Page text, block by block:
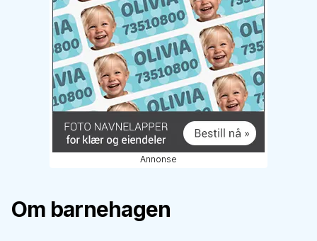
Annonse
Om barnehagen